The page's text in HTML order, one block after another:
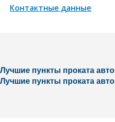
Контактные данные
Лучшие пункты проката
Лучшие пункты проката